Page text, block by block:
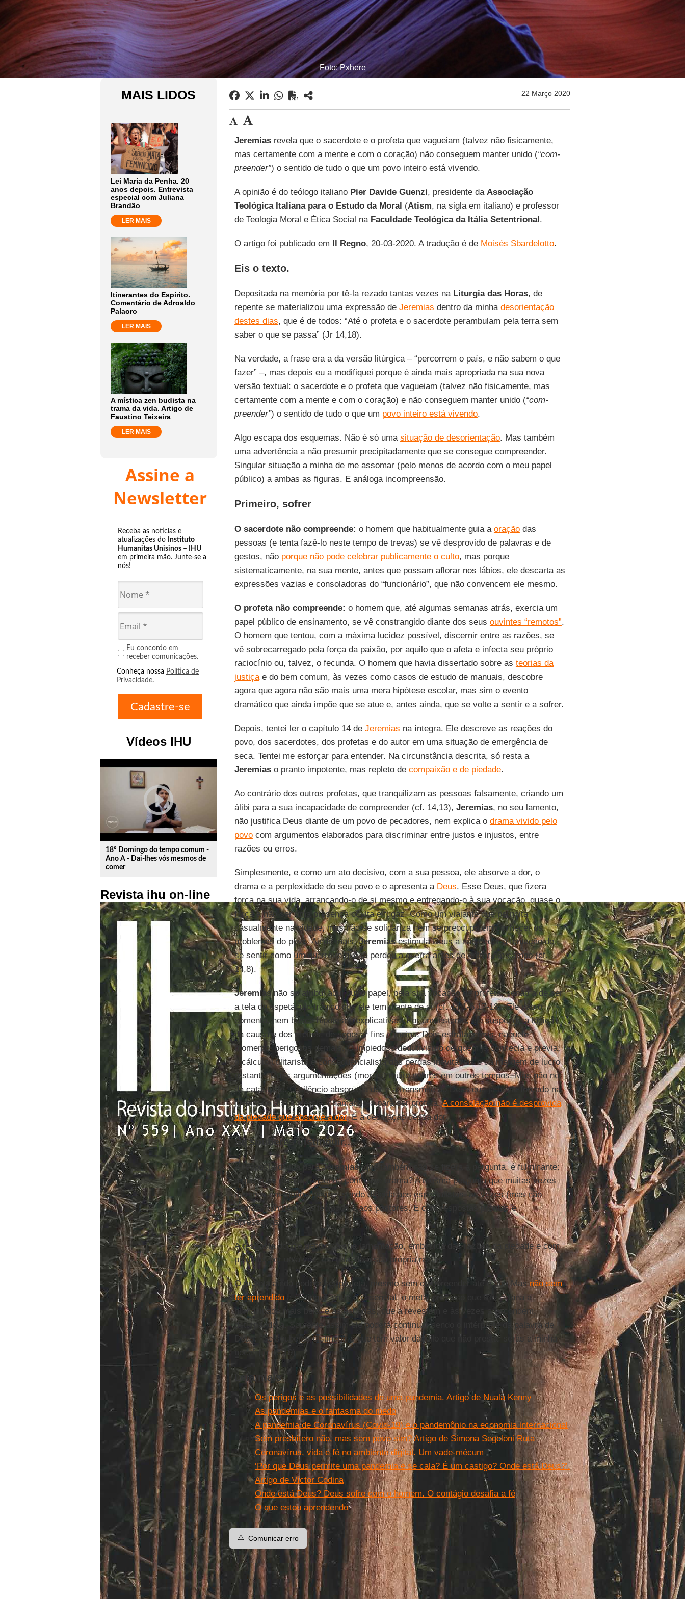
Foto: Pxhere
MAIS LIDOS
Lei Maria da Penha. 20
anos depois. Entrevista
especial com Juliana
Brandão
LER MAIS
Itinerantes do Espírito.
Comentário de Adroaldo
Palaoro
LER MAIS
A mística zen budista na
trama da vida. Artigo de
Faustino Teixeira
LER MAIS
Assine a
Newsletter
Receba as notícias e
atualizações do Instituto
Humanitas Unisinos – IHU
em primeira mão. Junte-se a
nós!
Eu concordo em
receber comunicações.
Conheça nossa Política de
Privacidade.
Vídeos IHU
play_circle_outline
18º Domingo do tempo comum -
Ano A - Dai-lhes vós mesmos de
comer
Revista ihu on-line
22 Março 2020
Jeremiasrevela que o sacerdote e o profeta que vagueiam (talvez não fisicamente,
mas certamente com a mente e com o coração) não conseguem manter unido (“com-
preender”) o sentido de tudo o que um povo inteiro está vivendo.
A opinião é do teólogo italiano Pier Davide Guenzi, presidente da Associação
Teológica Italiana para o Estudo da Moral (Atism, na sigla em italiano) e professor
de Teologia Moral e Ética Social na Faculdade Teológica da Itália Setentrional.
O artigo foi publicado em Il Regno, 20-03-2020. A tradução é de Moisés Sbardelotto.
Eis o texto.
Depositada na memória por tê-la rezado tantas vezes na Liturgia das Horas, de
repente se materializou uma expressão de Jeremias dentro da minha desorientação
destes dias, que é de todos: “Até o profeta e o sacerdote perambulam pela terra sem
saber o que se passa” (Jr 14,18).
Na verdade, a frase era a da versão litúrgica – “percorrem o país, e não sabem o que
fazer” –, mas depois eu a modifiquei porque é ainda mais apropriada na sua nova
versão textual: o sacerdote e o profeta que vagueiam (talvez não fisicamente, mas
certamente com a mente e com o coração) e não conseguem manter unido (“com-
preender”) o sentido de tudo o que um povo inteiro está vivendo.
Algo escapa dos esquemas. Não é só uma situação de desorientação. Mas também
uma advertência a não presumir precipitadamente que se consegue compreender.
Singular situação a minha de me assomar (pelo menos de acordo com o meu papel
público) a ambas as figuras. E análoga incompreensão.
Primeiro, sofrer
O sacerdote não compreende: o homem que habitualmente guia a oraçãodas
pessoas (e tenta fazê-lo neste tempo de trevas) se vê desprovido de palavras e de
gestos, não porque não pode celebrar publicamente o culto, mas porque
sistematicamente, na sua mente, antes que possam aflorar nos lábios, ele descarta as
expressões vazias e consoladoras do “funcionário”, que não convencem ele mesmo.
O profeta não compreende: o homem que, até algumas semanas atrás, exercia um
papel público de ensinamento, se vê constrangido diante dos seus ouvintes “remotos”.
O homem que tentou, com a máxima lucidez possível, discernir entre as razões, se
vê sobrecarregado pela força da paixão, por aquilo que o afeta e infecta seu próprio
raciocínio ou, talvez, o fecunda. O homem que havia dissertado sobre as teorias da
justiçae do bem comum, às vezes como casos de estudo de manuais, descobre
agora que agora não são mais uma mera hipótese escolar, mas sim o evento
dramático que ainda impõe que se atue e, antes ainda, que se volte a sentir e a sofrer.
Depois, tentei ler o capítulo 14 de Jeremias na íntegra. Ele descreve as reações do
povo, dos sacerdotes, dos profetas e do autor em uma situação de emergência de
seca. Tentei me esforçar para entender. Na circunstância descrita, só resta a
Jeremiaso pranto impotente, mas repleto de compaixão e de piedade.
Ao contrário dos outros profetas, que tranquilizam as pessoas falsamente, criando um
álibi para a sua incapacidade de compreender (cf. 14,13), Jeremias, no seu lamento,
não justifica Deus diante de um povo de pecadores, nem explica o drama vivido pelo
povocom argumentos elaborados para discriminar entre justos e injustos, entre
razões ou erros.
Simplesmente, e como um ato decisivo, com a sua pessoa, ele absorve a dor, o
drama e a perplexidade do seu povo e o apresenta a Deus. Esse Deus, que fizera
força na sua vida, arrancando-o de si mesmo e entregando-o à sua vocação, quase o
força a não ser uma presença oculta e fugaz. Como um viajante que pernoita
casualmente na cidade, mas não se solidariza nem se preocupa em conhecer os
problemas do povo. Ainda mais,Jeremiasestimula Deus a não ceder à tentação de
se sentir como um guerreiro que já perdeu a guerra antes de entrar em campo (cf.
14,8).
Jeremiasnão se atribui aqui outro papel, pela sua vocação de profeta, senão a de ser
a tela do espetáculo trágico que ele tem diante de si (cf. 14,1-6.17-18). Ele não o
comenta, nem busca hipóteses explicativas. Por um instante, ele suspende a lógica
da causa e dos efeitos, de sopesar fins e meios. Dois estratagemas, naquele
momento, perigosos demais. O impiedoso dedutivismo de quem já conhecia e previa;
o cálculo utilitarista e consequencialista das perdas inevitáveis e da margem de lucro
restante. Duas argumentações (morais) muito nobres em outros tempos. Mas não no
da catástrofe. O silêncio absorve a dor e a transmite ao Deus que já havia forçado na
juventude a sua inércia, chamando-o para ser profeta.A consolação não é desprovida
da piedade que absorve a dor. É a destilação dessa dor.
Se souberes distinguir...
A resposta divina paraJeremias, que também não se fizera a pergunta, é fulminante:
o que você está aprendendo com esse drama? A mesma pergunta que muitas vezes
ouvimos em muitos lugares sendo dirigida aos especialistas, às vezes (mas não
demais) também aos teólogos e aos pastores. E com respostas prontas e
apressadas.
A resposta ocorre dentro da sua lamentação, embebida das razões da piedade e com
piedade, por uma vez, em relação à sua própria razão.
O profeta ainda poderá ser profeta, mesmo sem compreender até o fim. Masnão sem
ter aprendidoa distinguir entre o essencial, o metal precioso que traz à tona a
humanidade mais bela, e as escórias, que a revestem e às vezes a escondem,
deturpando-a. Somente assim ele poderá continuar sendo o intérprete da palavra de
Deus: “Se souberes distinguir o que tem valor daquilo que não presta, serás a minha
boca” (Jr 15,19).
Leia mais
Os perigos e as possibilidades de uma pandemia. Artigo de Nuala Kenny
As pandemias e o fantasma do medo
A pandemia de Coronavírus (Covid-19) e o pandemônio na economia internacional
Sem presbítero não, mas sem povo sim? Artigo de Simona Segoloni Ruta
Coronavírus, vida e fé no ambiente digital. Um vade-mécum
‘Por que Deus permite uma pandemia e se cala? É um castigo? Onde está Deus?’.
Artigo de Víctor Codina
Onde está Deus? Deus sofre com o homem. O contágio desafia a fé
O que estou aprendendo
⚠️ Comunicar erro